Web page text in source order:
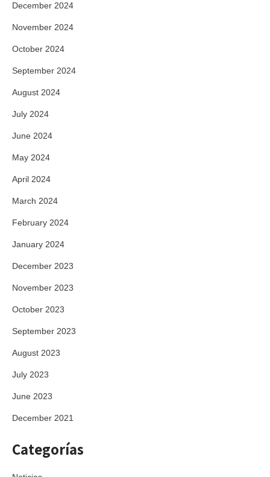
December 2024
November 2024
October 2024
September 2024
August 2024
July 2024
June 2024
May 2024
April 2024
March 2024
February 2024
January 2024
December 2023
November 2023
October 2023
September 2023
August 2023
July 2023
June 2023
December 2021
Categorías